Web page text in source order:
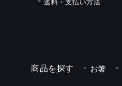
送料・支払い方法
商品を探す お箸